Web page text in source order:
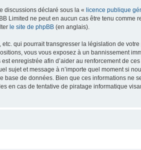
discussions déclaré sous la « licence publique
Limited ne peut en aucun cas être tenu comme
le site de phpBB (en anglais).
qui pourrait transgresser la législation de
vous vous exposez à un bannissement
enregistrée afin d’aider au renforcement de
sujet et message à n’importe quel moment si
de données. Bien que ces informations ne
en cas de tentative de piratage informatique